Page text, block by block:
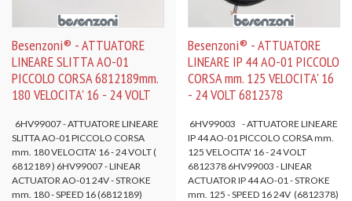
Besenzoni® - ATTUATORE
LINEARE SLITTA AO-01
PICCOLO CORSA 6812189mm.
180 VELOCITA' 16 - 24 VOLT
6HV99007 - ATTUATORE LINEARE
SLITTA AO-01 PICCOLO CORSA
mm. 180 VELOCITA' 16 - 24 VOLT (
6812189 ) 6HV99007 - LINEAR
ACTUATOR AO-01 24V - STROKE
mm. 180 - SPEED 16 (6812189)
Besenzoni® - ATTUATORE
LINEARE IP 44 AO-01 PICCOLO
CORSA mm. 125 VELOCITA' 16
- 24 VOLT 6812378
6HV99003 - ATTUATORE LINEARE
IP 44 AO-01 PICCOLO CORSA mm.
125 VELOCITA' 16 - 24 VOLT
6812378 6HV99003 - LINEAR
ACTUATOR IP 44 AO-01 - STROKE
mm. 125 - SPEED 16 24V (6812378)